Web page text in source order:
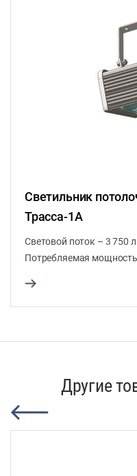
Светильник
Трасса-1А
Световой поток – 3 750
Потребляемая
Другие